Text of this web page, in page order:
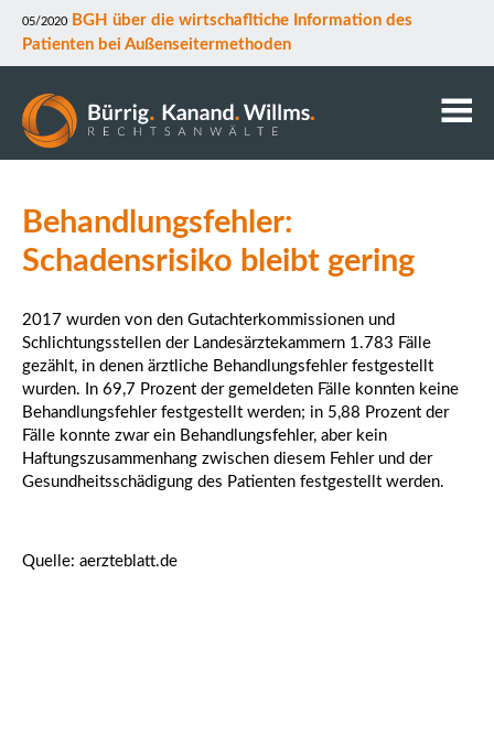
05/2020
BGH über die wirtschafltiche Information des
Patienten bei Außenseitermethoden
Anwälte
Mitarbeiter
Downloads
Datenschutz
Rechtsgebiete
Behandlungsfehler:
Schadensrisiko bleibt gering
2017 wurden von den Gutachterkommissionen und
Schlichtungsstellen der Landesärztekammern 1.783 Fälle
gezählt, in denen ärztliche Behandlungsfehler festgestellt
wurden. In 69,7 Prozent der gemeldeten Fälle konnten keine
Behandlungsfehler festgestellt werden; in 5,88 Prozent der
Fälle konnte zwar ein Behandlungsfehler, aber kein
Haftungszusammenhang zwischen diesem Fehler und der
Gesundheitsschädigung des Patienten festgestellt werden.
Quelle: aerzteblatt.de